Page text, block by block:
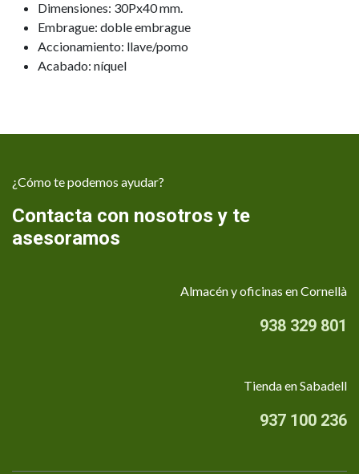
Dimensiones: 30Px40 mm.
Embrague: doble embrague
Accionamiento: llave/pomo
Acabado: níquel
¿Cómo te podemos ayudar?
Contacta con nosotros y te
asesoramos
Almacén y oficinas en Cornellà
938 329 801
Tienda en Sabadell
937 100 236